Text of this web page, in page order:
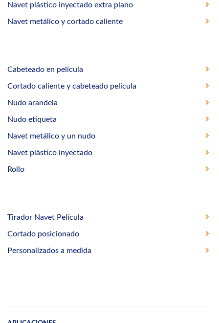
Navet plástico inyectado extra plano
Navet metálico y cortado caliente
Cabeteado en película
Cortado caliente y cabeteado película
Nudo arandela
Nudo etiqueta
Navet metálico y un nudo
Navet plástico inyectado
Rollo
Tirador Navet Película
Cortado posicionado
Personalizados a medida